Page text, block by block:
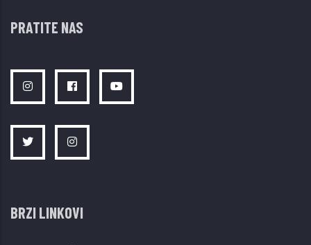
PRATITE NAS
BRZI LINKOVI